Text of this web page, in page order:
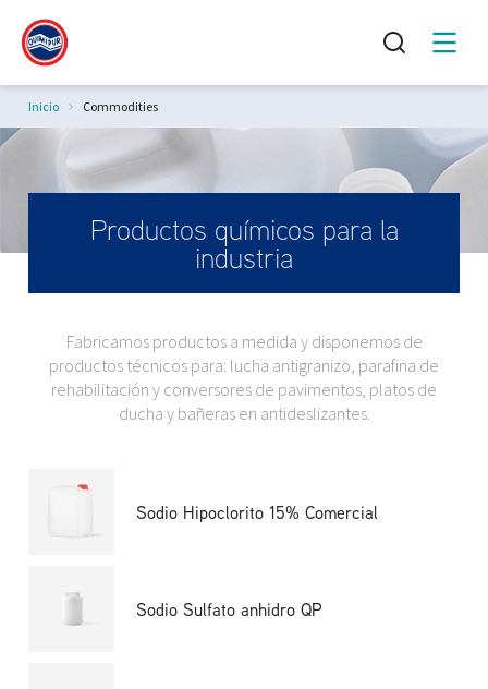
Estás aquí:
Inicio Commodities
Productos químicos para la
industria
Fabricamos productos a medida y disponemos de
productos técnicos para: lucha antigranizo, parafina de
rehabilitación y conversores de pavimentos, platos de
ducha y bañeras en antideslizantes.
Sodio Hipoclorito 15% Comercial
Sodio Sulfato anhidro QP